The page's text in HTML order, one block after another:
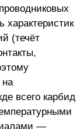
характеристик
(течёт
всего карбид
—